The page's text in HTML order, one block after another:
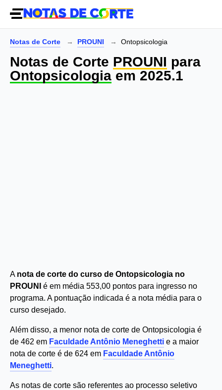
Notas de Corte PROUNI Ontopsicologia
Notas de Corte PROUNI para
Ontopsicologia em 2025.1
A nota de corte do curso de Ontopsicologia no
PROUNI
é em média 553,00 pontos para ingresso no
programa. A pontuação indicada é a nota média para o
curso desejado.
Além disso, a menor nota de corte de Ontopsicologia é
de 462 em Faculdade Antônio Meneghetti e a maior
nota de corte é de 624 em Faculdade Antônio
Meneghetti.
As notas de corte são referentes ao processo seletivo